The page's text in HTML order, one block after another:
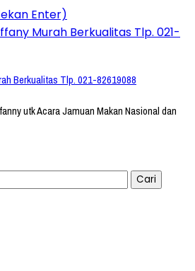
Enter)
Berkualitas Tlp. 021-82619088
utk Acara Jamuan Makan Nasional dan